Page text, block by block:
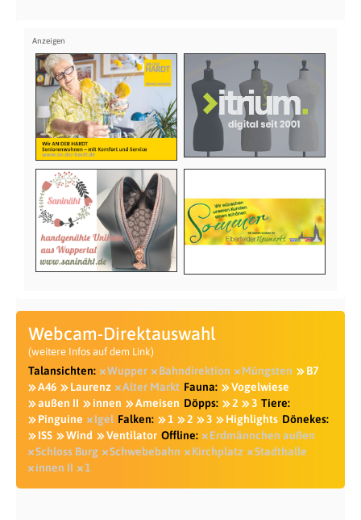
Webcam-Direktauswahl
(weitere Infos auf dem Link)
Talansichten: Wupper Bahndirektion Müngsten
B7
A46
Laurenz Alter Markt Fauna:
Vogelwiese
außen II
innen Ameisen Döpps: 2 3 Tiere:
Pinguine
Igel Falken: 1 2 3 Highlights Dönekes:
ISS
Wind Ventilator Offline:
Erdmännchen außen
Schloss Burg
Schwebebahn Kirchplatz
Stadthalle
innen II
1